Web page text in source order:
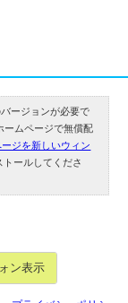
ージョンが必要で
ームページで無償配
ジを新しいウィン
ールしてくださ
ン表示